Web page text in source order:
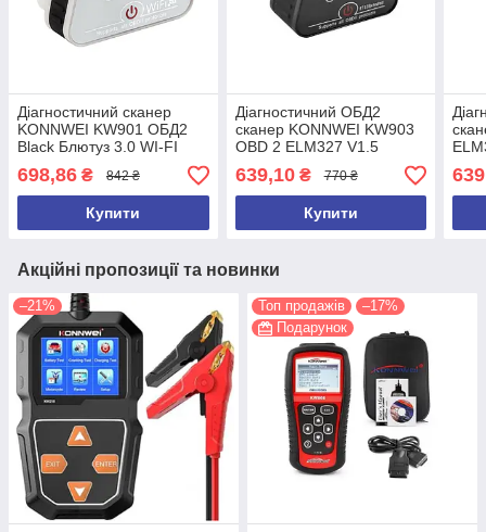
Діагностичний сканер
KONNWEI KW901 ОБД2
Black Блютуз 3.0 WI-FI
тестер помилок Torque
для Android ELM327
698,86 ₴ 842 ₴
Купити
Діагностичний ОБД2
сканер KONNWEI KW903
OBD 2 ELM327 V1.5
Bluetooth 4.0! Автосканер,
автотестер (НОВИНКА)
639,10₴ 770 ₴
Купити
Акційні пропозиції та новинки
–21% Топ продажів
–17%
Подарунок